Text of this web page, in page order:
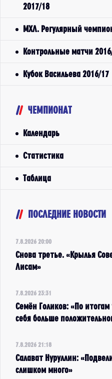
2017/18
МХЛ. Регулярный
Контрольные матчи
Кубок Васильева 2016/17
ЧЕМПИОНАТ
Календарь
Статистика
Таблица
ПОСЛЕДНИЕ НОВОСТИ
7.8.2026 20:00
Снова третье. «Крылья
Лисам»
7.8.2026 23:31
Семён Голиков: «По
себя больше
7.8.2026 21:18
Салават Нуруллин:
слишком много»